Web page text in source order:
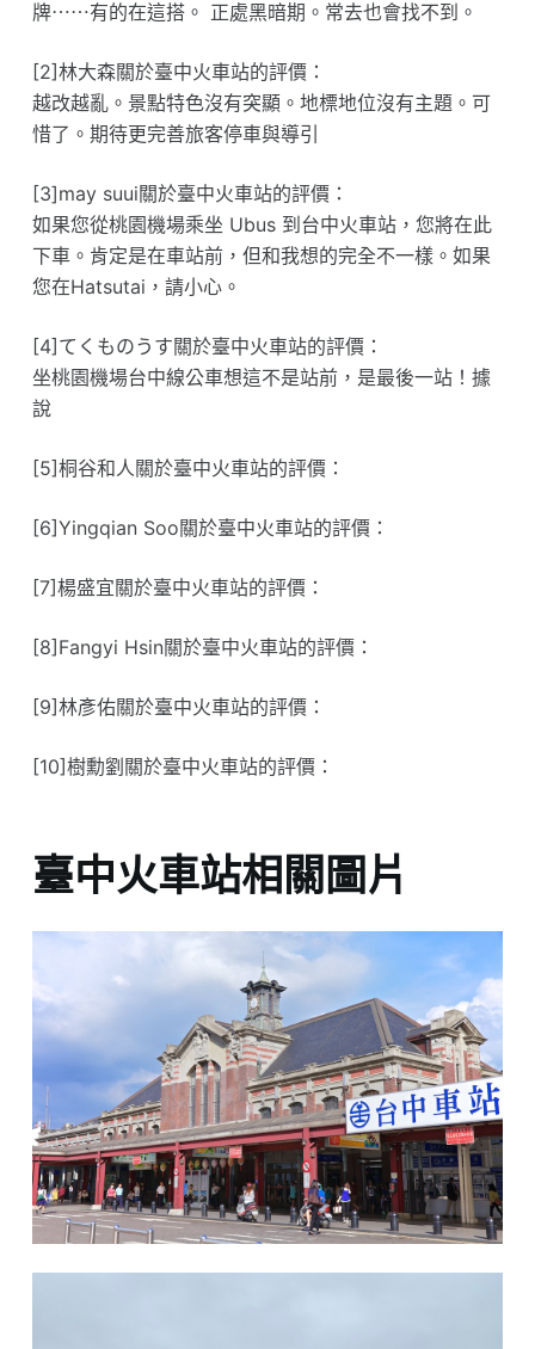
牌⋯⋯有的在這搭。 正處黑暗期。常去也會找不到。
[2]林大森關於臺中火車站的評價：
越改越亂。景點特色沒有突顯。地標地位沒有主題。可
惜了。期待更完善旅客停車與導引
[3]may suui關於臺中火車站的評價：
如果您從桃園機場乘坐 Ubus 到台中火車站，您將在此
下車。肯定是在車站前，但和我想的完全不一樣。如果
您在Hatsutai，請小心。
[4]てくものうす關於臺中火車站的評價：
坐桃園機場台中線公車想這不是站前，是最後一站！據
說
[5]桐谷和人關於臺中火車站的評價：
[6]Yingqian Soo關於臺中火車站的評價：
[7]楊盛宜關於臺中火車站的評價：
[8]Fangyi Hsin關於臺中火車站的評價：
[9]林彥佑關於臺中火車站的評價：
[10]樹勳劉關於臺中火車站的評價：
臺中火車站相關圖片